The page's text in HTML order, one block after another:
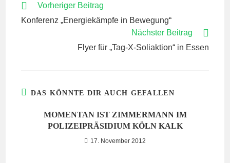
WEITERE
ANSEHEN
Vorheriger Beitrag
Konferenz „Energiekämpfe in Bewegung“
Nächster Beitrag
Flyer für „Tag-X-Soliaktion“ in Essen
DAS KÖNNTE DIR AUCH GEFALLEN
MOMENTAN IST ZIMMERMANN IM
POLIZEIPRÄSIDIUM KÖLN KALK
17. November 2012